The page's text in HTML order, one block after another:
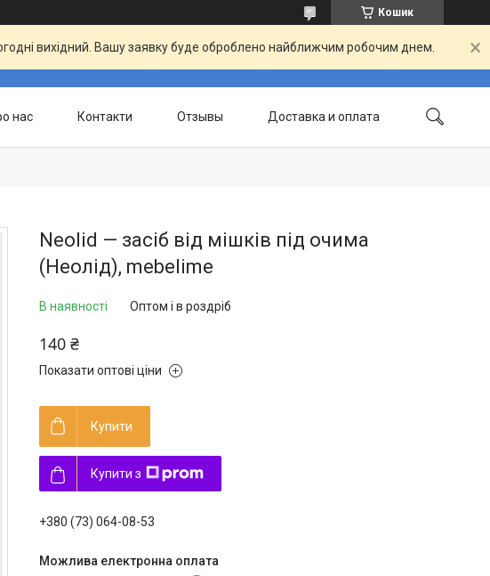
Кошик
вихідний. Вашу заявку буде оброблено найближчим робочим днем.
нас Контакти Отзывы Доставка и оплата
Neolid — засіб від мішків під очима
(Неолід), mebelime
В наявності Оптом і в роздріб
140 ₴
Показати оптові ціни
Купити
Купити з
+380 (73) 064-08-53